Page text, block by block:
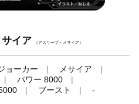
イア （アスリープ・メサイア）
ョーカー
メサイア
パワー 8000
ブースト -